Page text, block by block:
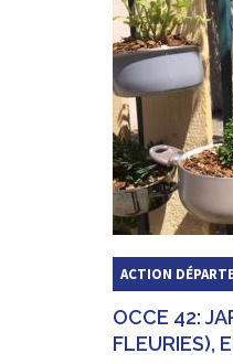
ACTION
OCCE 42:
FLEURIES),